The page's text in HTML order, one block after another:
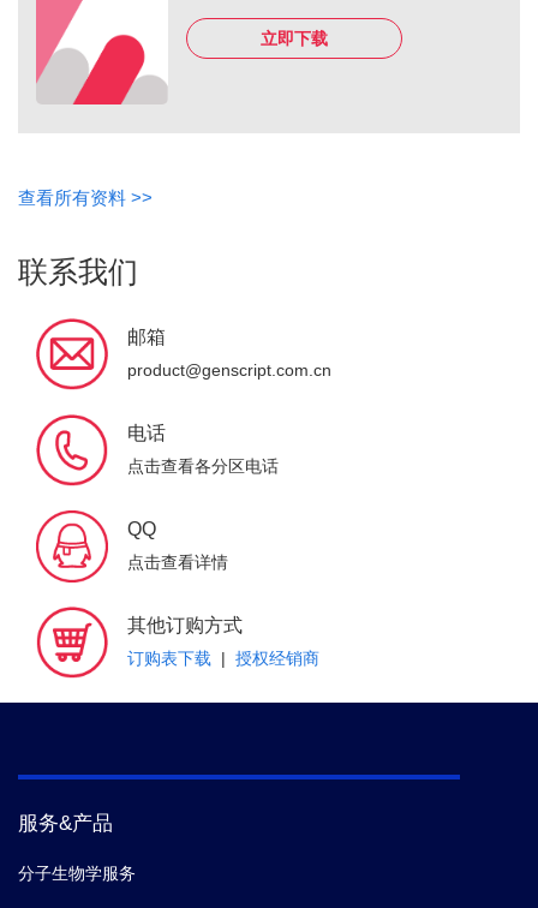
立即下载
查看所有资料 >>
联系我们
邮箱
product@genscript.com.cn
电话
点击查看各分区电话
QQ
点击查看详情
其他订购方式
订购表下载 | 授权经销商
服务&产品
分子生物学服务